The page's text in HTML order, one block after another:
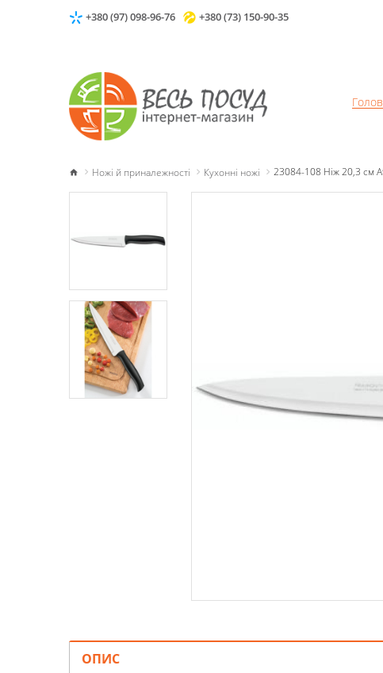
+380 (97) 098-96-76 +380 (73) 150-90-35
Ножі й приналежності Кухонні ножі 23084-108 Ніж 20,3 см
ОПИС